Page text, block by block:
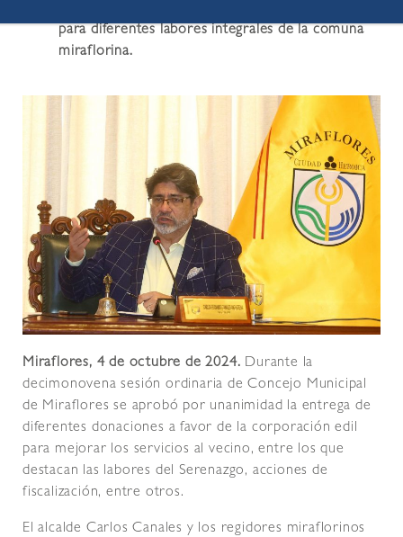
para diferentes labores integrales de la comuna
miraflorina.
Miraflores, 4 de octubre de 2024. Durante la
decimonovena sesión ordinaria de Concejo Municipal
de Miraflores se aprobó por unanimidad la entrega de
diferentes donaciones a favor de la corporación edil
para mejorar los servicios al vecino, entre los que
destacan las labores del Serenazgo, acciones de
fiscalización, entre otros.
El alcalde Carlos Canales y los regidores miraflorinos